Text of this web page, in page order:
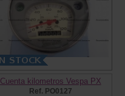
Cuenta kilometros Vespa PX
Ref. PO0127